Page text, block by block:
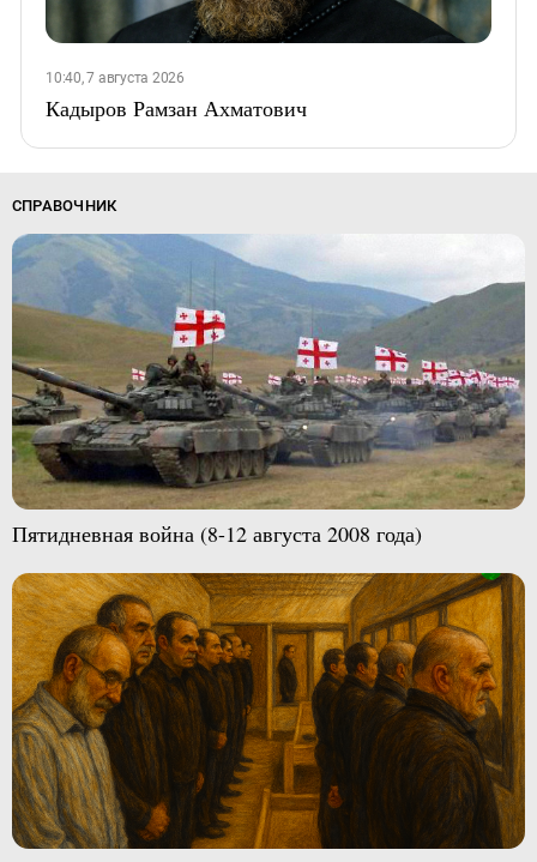
10:40, 7 августа 2026
Кадыров Рамзан Ахматович
СПРАВОЧНИК
Пятидневная война (8-12 августа 2008 года)